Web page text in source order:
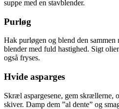
suppe med en stavblender.
Purløg
Hak purløgen og blend den
blender med fuld hastighed. Sigt
også fryses.
Hvide asparges
Skræl aspargesene, gem skrællerne,
skiver. Damp dem ”al dente” og